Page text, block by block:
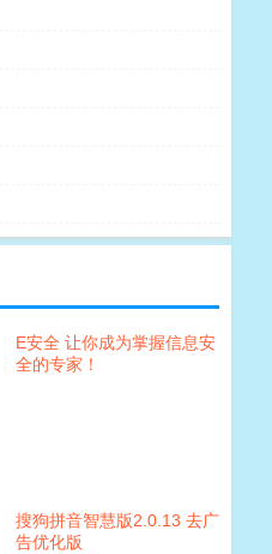
E安全 让你成为掌握信息安
全的专家！
搜狗拼音智慧版2.0.13 去广
告优化版